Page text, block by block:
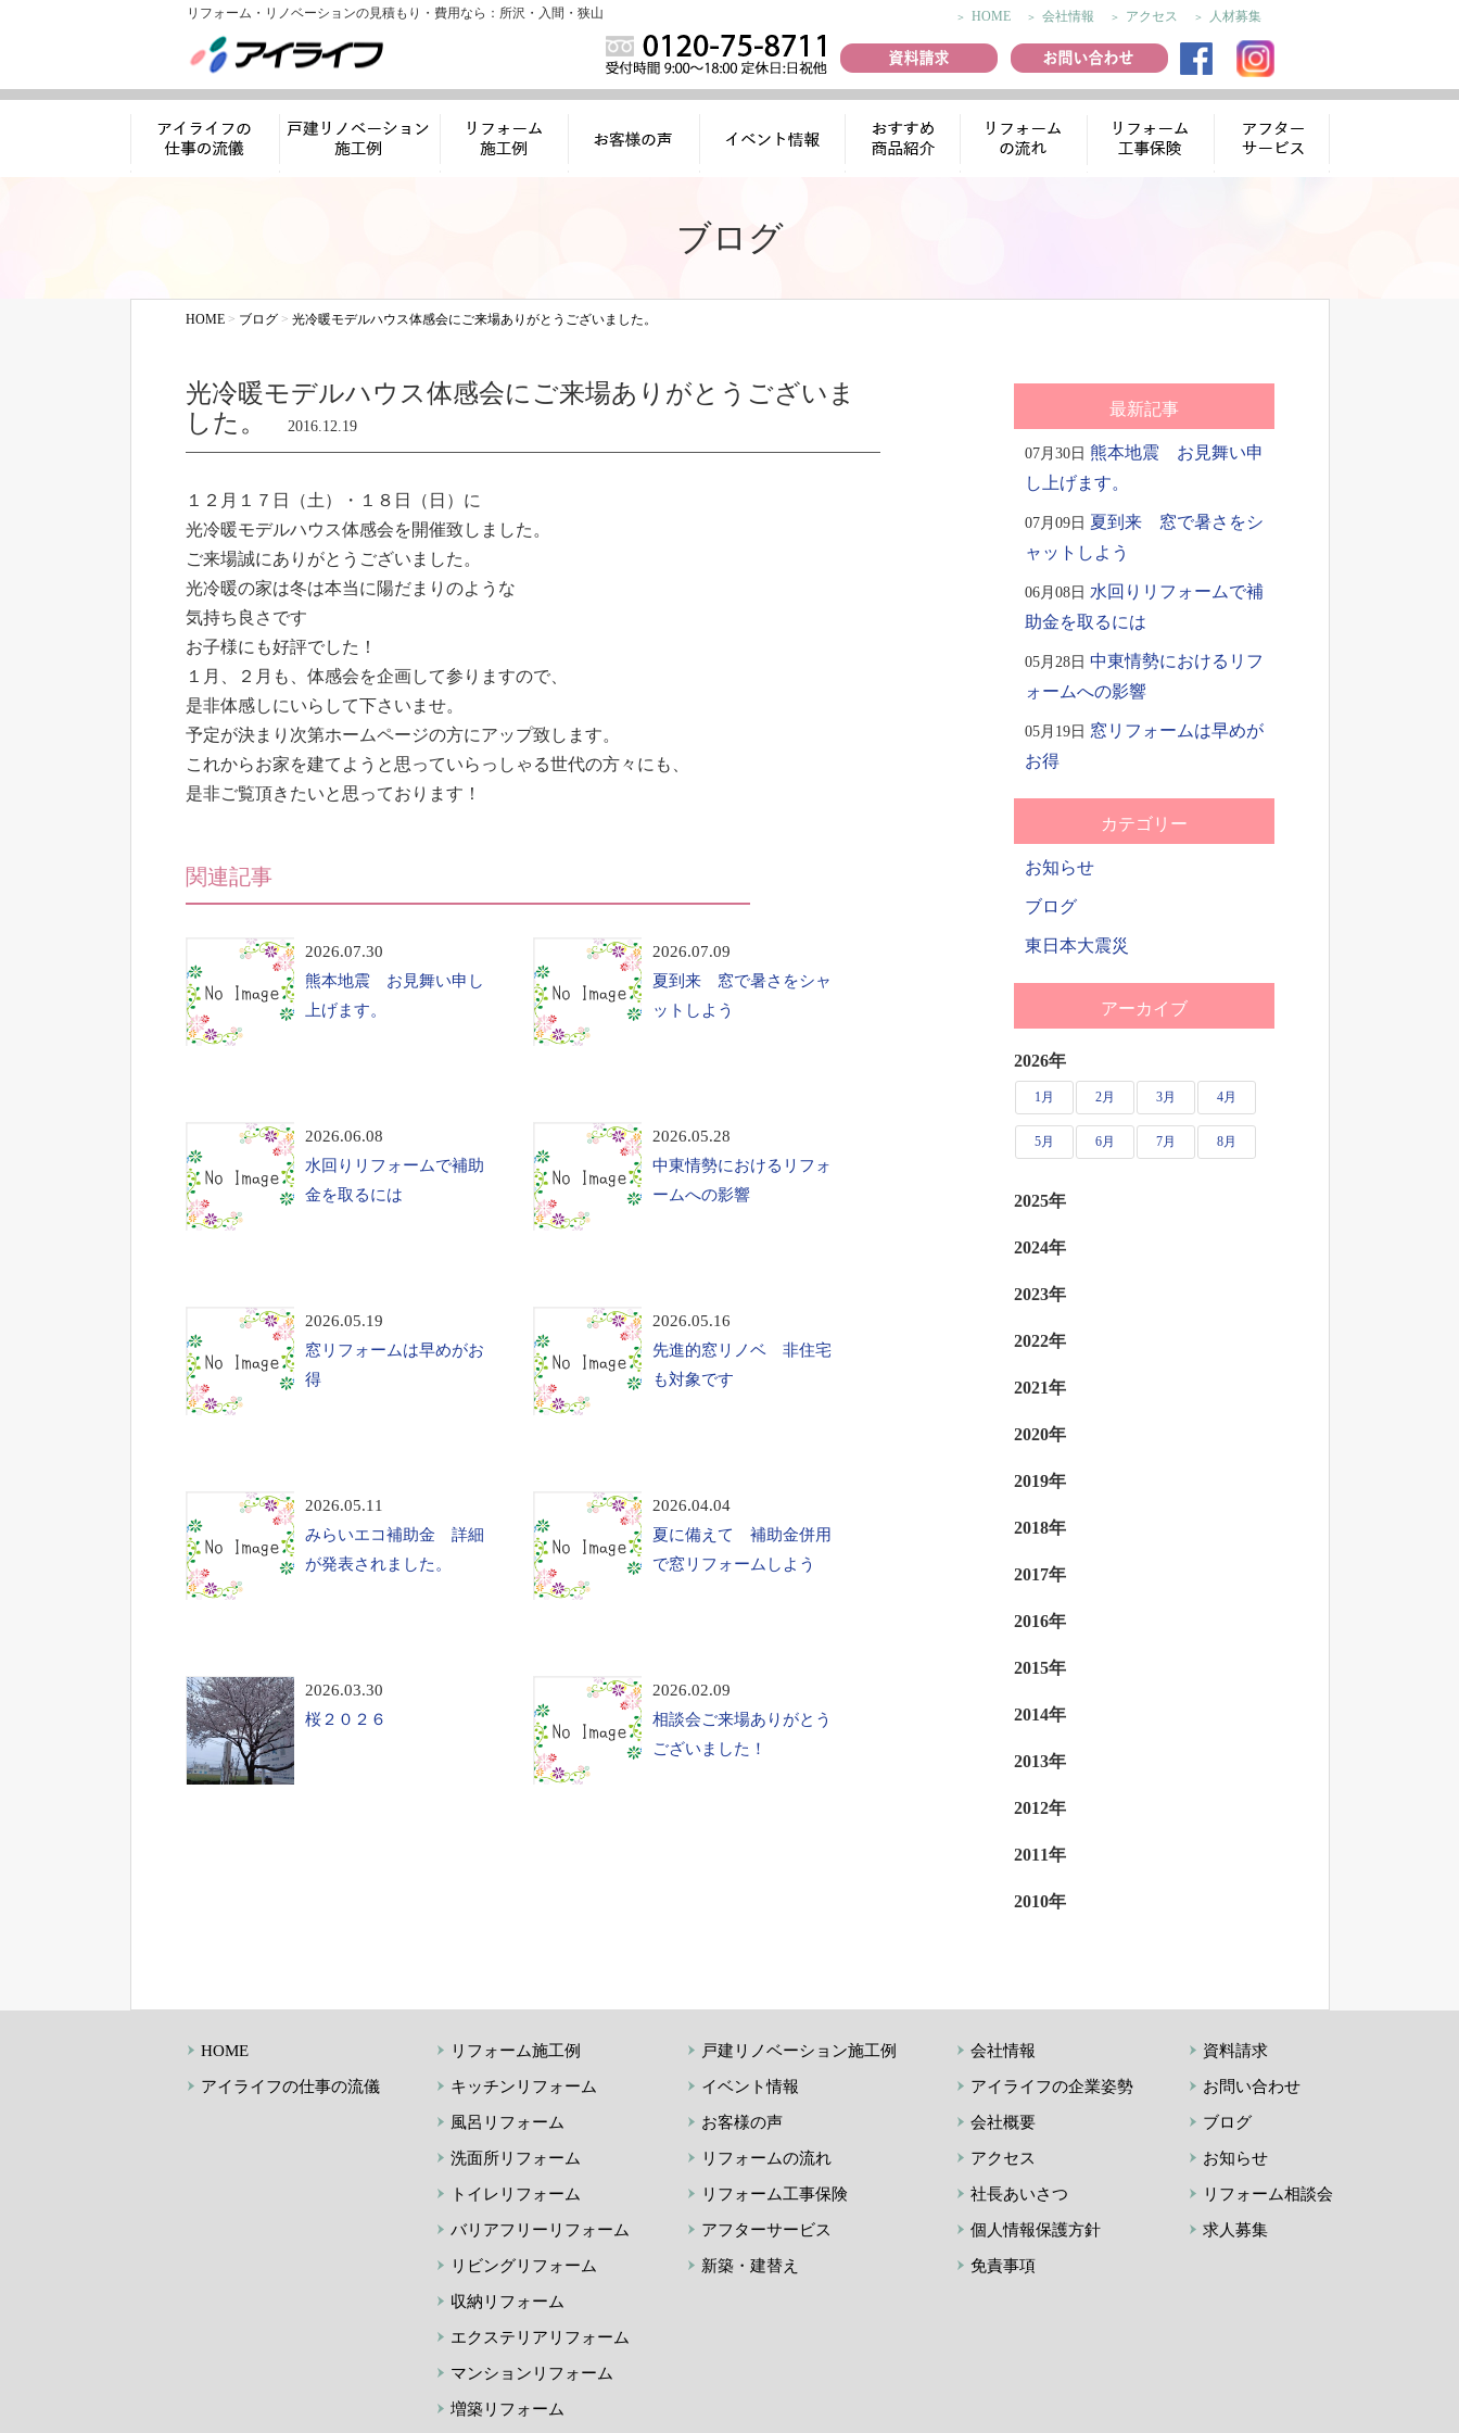
HOME 会社情報 アクセス 人材募集
リフォーム・リノベーションの見積もり・費用なら：所沢・入間・狭山
ブログ
HOME> ブログ> 光冷暖モデルハウス体感会にご来場ありがとうございました。
光冷暖モデルハウス体感会にご来場ありがとうございま
した。
2016.12.19
１２月１７日（土）・１８日（日）に
光冷暖モデルハウス体感会を開催致しました。
ご来場誠にありがとうございました。
光冷暖の家は冬は本当に陽だまりのような
気持ち良さです
お子様にも好評でした！
１月、２月も、体感会を企画して参りますので、
是非体感しにいらして下さいませ。
予定が決まり次第ホームページの方にアップ致します。
これからお家を建てようと思っていらっしゃる世代の方々にも、
是非ご覧頂きたいと思っております！
関連記事
2026.07.30
熊本地震 お見舞い申し
上げます。
2026.07.09
夏到来 窓で暑さをシャ
ットしよう
2026.06.08
水回りリフォームで補助
金を取るには
2026.05.28
中東情勢におけるリフォ
ームへの影響
2026.05.19
窓リフォームは早めがお
得
2026.05.16
先進的窓リノベ 非住宅
も対象です
2026.05.11
みらいエコ補助金 詳細
が発表されました。
2026.04.04
夏に備えて 補助金併用
で窓リフォームしよう
2026.03.30
桜２０２６
2026.02.09
相談会ご来場ありがとう
ございました！
最新記事
07月30日 熊本地震 お見舞い申
し上げます。
07月09日 夏到来 窓で暑さをシ
ャットしよう
06月08日 水回りリフォームで補
助金を取るには
05月28日 中東情勢におけるリフ
ォームへの影響
05月19日 窓リフォームは早めが
お得
カテゴリー
お知らせ
ブログ
東日本大震災
アーカイブ
2026年
1月 2月 3月 4月
5月 6月 7月 8月
2025年
2024年
2023年
2022年
2021年
2020年
2019年
2018年
2017年
2016年
2015年
2014年
2013年
2012年
2011年
2010年
HOME
アイライフの仕事の流儀
リフォーム施工例
キッチンリフォーム
風呂リフォーム
洗面所リフォーム
トイレリフォーム
バリアフリーリフォーム
リビングリフォーム
収納リフォーム
エクステリアリフォーム
マンションリフォーム
増築リフォーム
戸建リノベーション施工例
イベント情報
お客様の声
リフォームの流れ
リフォーム工事保険
アフターサービス
新築・建替え
会社情報
アイライフの企業姿勢
会社概要
アクセス
社長あいさつ
個人情報保護方針
免責事項
資料請求
お問い合わせ
ブログ
お知らせ
リフォーム相談会
求人募集